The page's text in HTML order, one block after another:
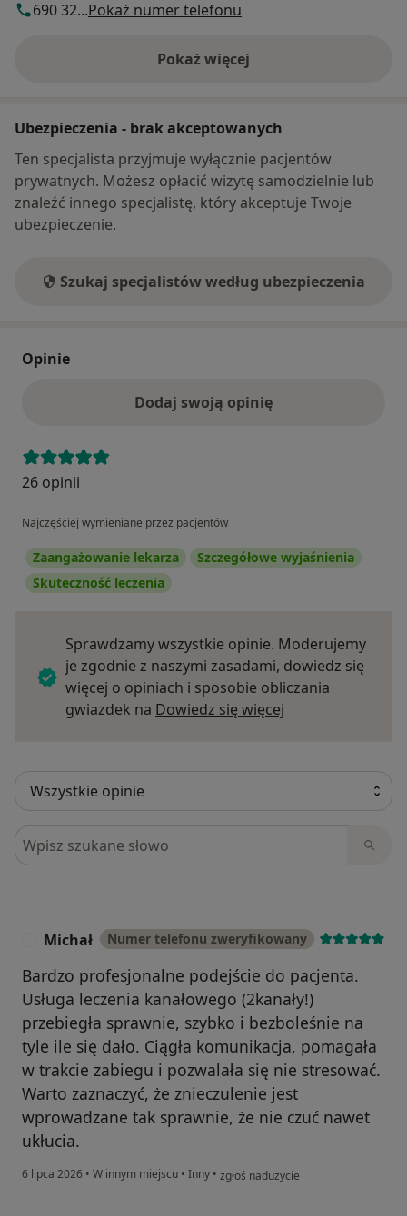
690 32...Pokaż numer telefonu
Pokaż więcej
o adresie
Ubezpieczenia - brak akceptowanych
Ten specjalista przyjmuje wyłącznie pacjentów
prywatnych. Możesz opłacić wizytę samodzielnie lub
znaleźć innego specjalistę, który akceptuje Twoje
ubezpieczenie.
Szukaj specjalistów według ubezpieczenia
Opinie
Dodaj swoją opinię
26 opinii
Najczęściej wymieniane przez pacjentów
Zaangażowanie lekarza
Szczegółowe wyjaśnienia
Skuteczność leczenia
Sprawdzamy wszystkie opinie. Moderujemy
je zgodnie z naszymi zasadami, dowiedz się
więcej o opiniach i sposobie obliczania
gwiazdek na Dowiedz się więcej
Szukaj w opiniach
Michał Numer telefonu zweryfikowany
Bardzo profesjonalne podejście do pacjenta.
Usługa leczenia kanałowego (2kanały!)
przebiegła sprawnie, szybko i bezboleśnie na
tyle ile się dało. Ciągła komunikacja, pomagała
w trakcie zabiegu i pozwalała się nie stresować.
Warto zaznaczyć, że znieczulenie jest
wprowadzane tak sprawnie, że nie czuć nawet
ukłucia.
6 lipca 2026 • W innym miejscu • Inny • w opinii użytkownika Michał
zgłoś nadużycie